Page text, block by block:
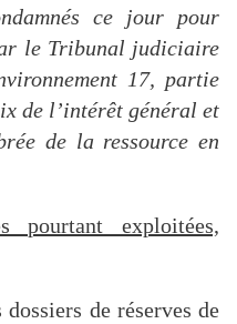
ce jour pour
le Tribunal judiciaire
17, partie
de l’intérêt général et
de la ressource en
pourtant exploitées,
de réserves de